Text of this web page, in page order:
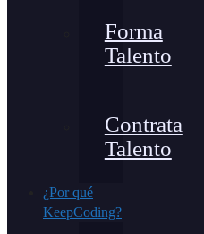
Forma
Talento
Contrata
Talento
¿Por qué
KeepCoding?